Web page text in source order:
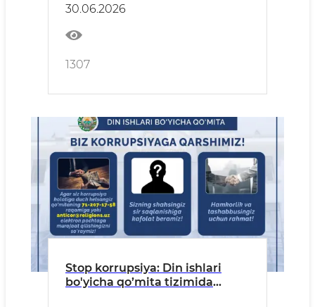
30.06.2026
1307
Stop korrupsiya: Din ishlari
bo'yicha qo’mita tizimida